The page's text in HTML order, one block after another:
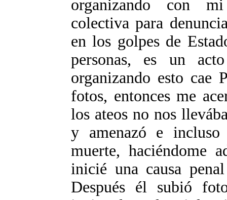
organizando con
colectiva para
en los golpes de
personas, es un
organizando esto cae
fotos, entonces me
los ateos no nos
y amenazó e incluso
muerte, haciéndome
inicié una causa
Después él subió